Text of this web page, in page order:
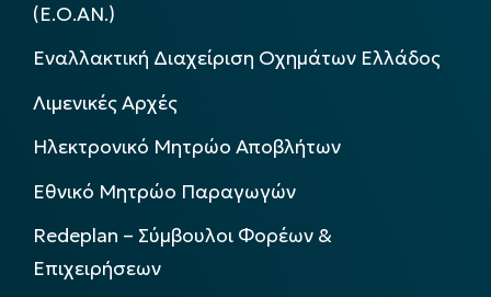
(Ε.Ο.ΑΝ.)
Εναλλακτική Διαχείριση Οχημάτων Ελλάδος
Λιμενικές Αρχές
Ηλεκτρονικό Μητρώο Αποβλήτων
Εθνικό Μητρώο Παραγωγών
Redeplan – Σύμβουλοι Φορέων &
Επιχειρήσεων